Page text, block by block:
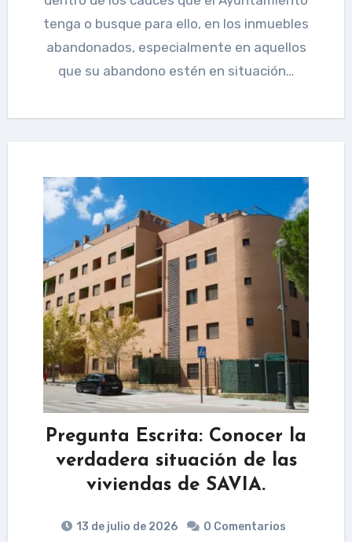
tenga o busque para ello, en los inmuebles
abandonados, especialmente en aquellos
que su abandono estén en situación…
Pregunta Escrita: Conocer la
verdadera situación de las
viviendas de SAVIA.
13 de julio de 2026 0 Comentarios